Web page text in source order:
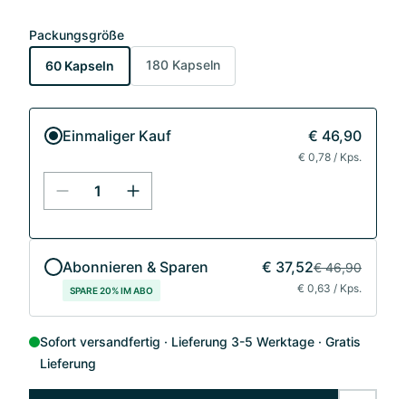
Packungsgröße
60 Kapseln
180 Kapseln
Einmaliger Kauf € 46,90
€ 0,78 / Kps.
Abonnieren & Sparen
SPARE 20% IM ABO
€ 37,52€ 46,90
€ 0,63 / Kps.
Sofort versandfertig Lieferung 3-5 Werktage
Gratis
Lieferung